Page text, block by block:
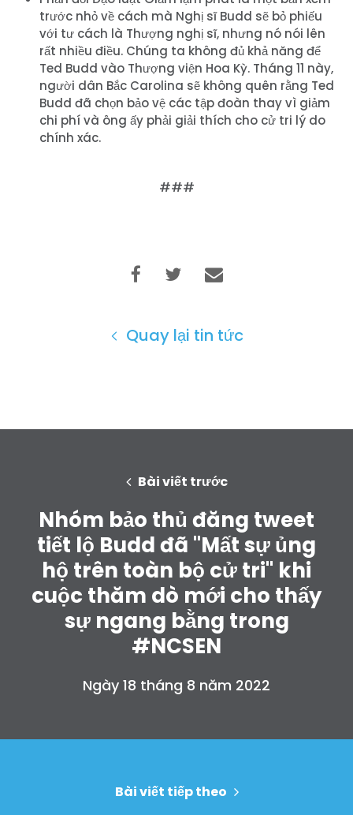
Trang chủ
Shop
Nhấn
Quyên tặng
trước nhỏ về cách mà Nghị sĩ Budd sẽ bỏ phiếu
với tư cách là Thượng nghị sĩ, nhưng nó nói lên
rất nhiều điều. Chúng ta không đủ khả năng để
Ted Budd vào Thượng viện Hoa Kỳ. Tháng 11 này,
người dân Bắc Carolina sẽ không quên rằng Ted
Budd đã chọn bảo vệ các tập đoàn thay vì giảm
chi phí và ông ấy phải giải thích cho cử tri lý do
chính xác.
###
Quay lại tin tức
Bài viết trước
Nhóm bảo thủ đăng tweet
tiết lộ Budd đã "Mất sự ủng
hộ trên toàn bộ cử tri" khi
cuộc thăm dò mới cho thấy
sự ngang bằng trong
#NCSEN
Ngày 18 tháng 8 năm 2022
Bài viết tiếp theo